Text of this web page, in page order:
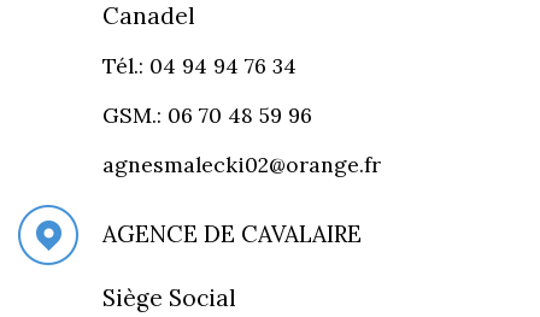
AGENCE DE CAVALAIRE
Siège Social
Canadel
Tél.: 04 94 94 76 34
GSM.: 06 70 48 59 96
agnesmalecki02@orange.fr